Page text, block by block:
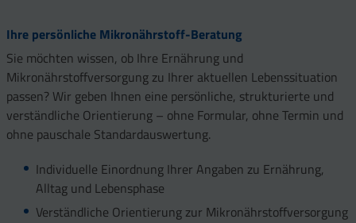
Ihre persönliche Mikronährstoff-Beratung
Sie möchten wissen, ob Ihre Ernährung und
Mikronährstoffversorgung zu Ihrer aktuellen Lebenssituation
passen? Wir geben Ihnen eine persönliche, strukturierte und
verständliche Orientierung – ohne Formular, ohne Termin und
ohne pauschale Standardauswertung.
Individuelle Einordnung Ihrer Angaben zu Ernährung,
Alltag und Lebensphase
Verständliche Orientierung zur Mikronährstoffversorgung